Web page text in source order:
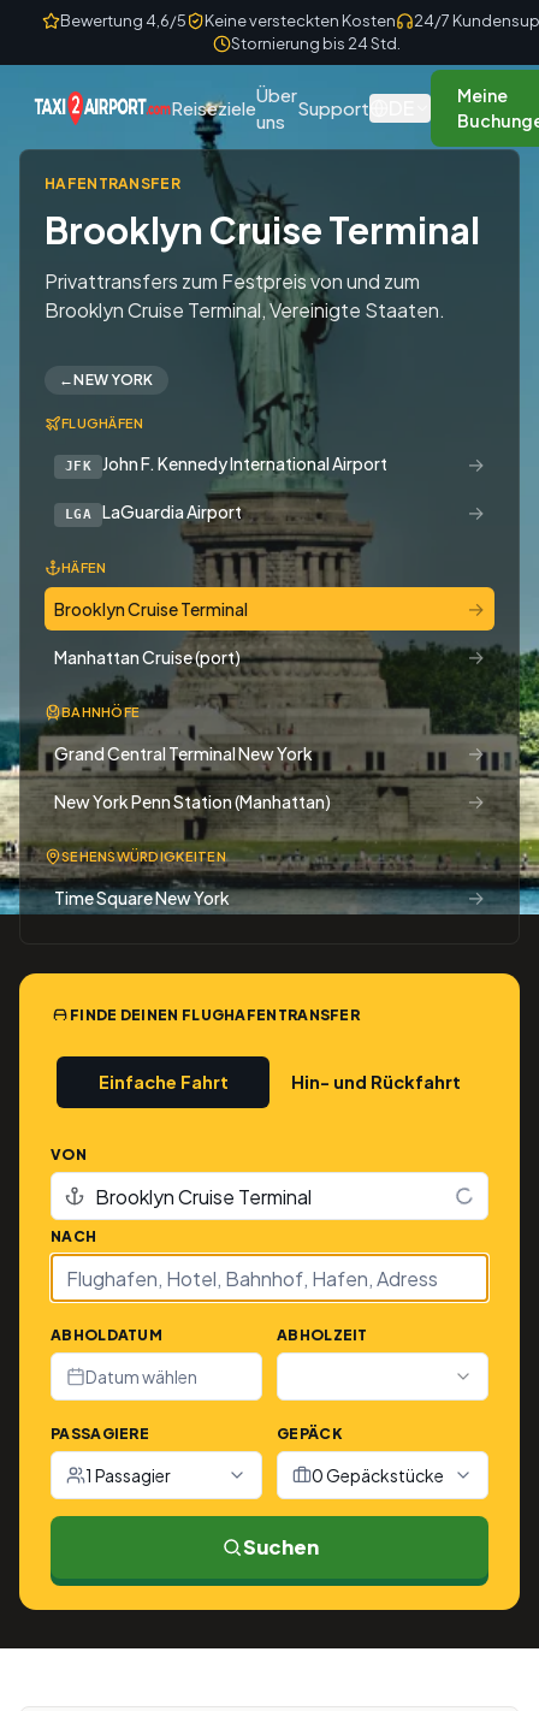
Skip to content
Bewertung 4,6/5 Keine versteckten Kosten
24/7
Stornierung bis 24 Std.
Reiseziele
Über
uns
Support
Meine
HAFENTRANSFER
Brooklyn Cruise Terminal
Privattransfers zum Festpreis von und zum
Brooklyn Cruise Terminal, Vereinigte Staaten.
←NEW YORK
FLUGHÄFEN
JFK John F. Kennedy International Airport →
LGA LaGuardia Airport →
HÄFEN
Brooklyn Cruise Terminal →
Manhattan Cruise (port) →
BAHNHÖFE
Grand Central Terminal New York →
New York Penn Station (Manhattan) →
SEHENSWÜRDIGKEITEN
Time Square New York →
FINDE DEINEN FLUGHAFENTRANSFER
Einfache Fahrt Hin- und Rückfahrt
VON
NACH
ABHOLDATUM
Datum wählen
ABHOLZEIT
PASSAGIERE
1 Passagier
GEPÄCK
0 Gepäckstücke
Suchen